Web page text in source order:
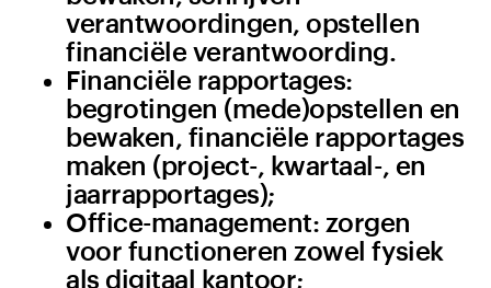
verantwoordingen, opstellen
financiële verantwoording.
Financiële rapportages:
begrotingen (mede)opstellen en
bewaken, financiële rapportages
maken (project-, kwartaal-, en
jaarrapportages);
Office-management: zorgen
voor functioneren zowel fysiek
als digitaal kantoor;